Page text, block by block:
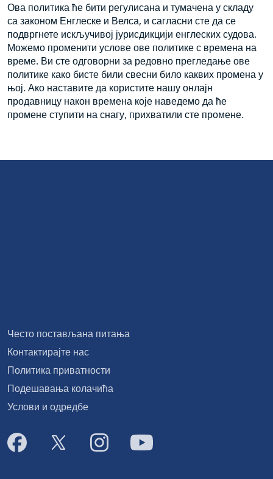
Ова политика ће бити регулисана и тумачена у складу
са законом Енглеске и Велса, и сагласни сте да се
подвргнете искључивој јурисдикцији енглеских судова.
Можемо променити услове ове политике с времена на
време. Ви сте одговорни за редовно прегледање ове
политике како бисте били свесни било каквих промена у
њој. Ако наставите да користите нашу онлајн
продавницу након времена које наведемо да ће
промене ступити на снагу, прихватили сте промене.
Често постављана питања
Контактирајте нас
Политика приватности
Подешавања колачића
Услови и одредбе